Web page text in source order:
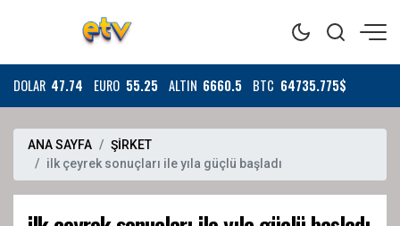
DOLAR 47.74 EURO 55.25 ALTIN 6660.5 BTC 64735.775$
ANA SAYFA
ŞİRKET
ilk çeyrek sonuçları ile yıla güçlü başladı